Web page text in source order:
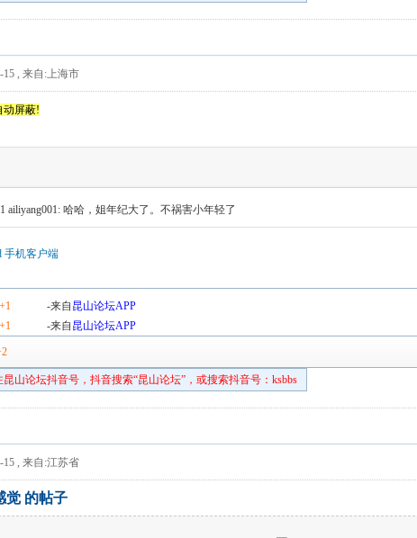
15 , 来自:上海市
动屏蔽!
ailiyang001: 哈哈，姐年纪大了。不祸害小年轻了
手机客户端
+1 -来自 昆山论坛APP
+1 -来自 昆山论坛APP
山论坛抖音号，抖音搜索“昆山论坛”，或搜索抖音号：ksbbs
15 , 来自:江苏省
觉 的帖子